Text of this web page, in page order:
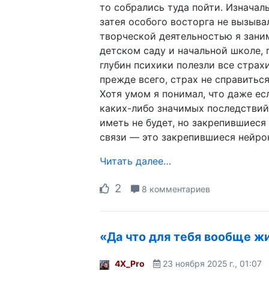
то собрались туда пойти.
затея особого восторга не
творческой деятельностью я
детском саду и начальной школе,
глубин психики полезли все
прежде всего, страх не
Хотя умом я понимал, что даже
каких-либо значимых
иметь не будет, но
связи — это закрепившиеся
Читать далее…
2 8 комментариев
«Да что для тебя вообще
4X_Pro 23 ноября 2025 г., 01:07